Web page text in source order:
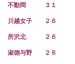
不動岡 ３１
川越女子 ２６
所沢北 ２６
淑徳与野 ２６